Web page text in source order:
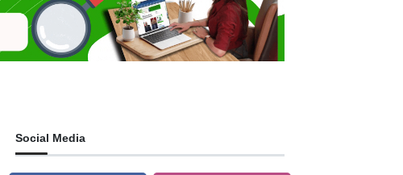
Social Media